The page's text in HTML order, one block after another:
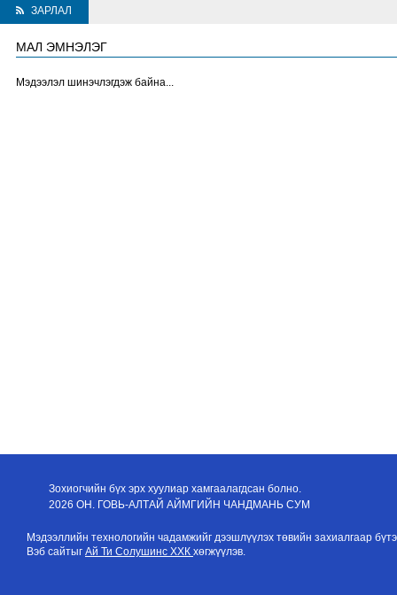
ЗАРЛАЛ
МАЛ ЭМНЭЛЭГ
Мэдээлэл шинэчлэгдэж байна...
Зохиогчийн бүх эрх хуулиар хамгаалагдсан болно.
2026 ОН. ГОВЬ-АЛТАЙ АЙМГИЙН ЧАНДМАНЬ СУМ
Мэдээллийн технологийн чадамжийг дээшлүүлэх төвийн захиалгаар
Вэб сайтыг Ай Ти Солушинс ХХК хөгжүүлэв.